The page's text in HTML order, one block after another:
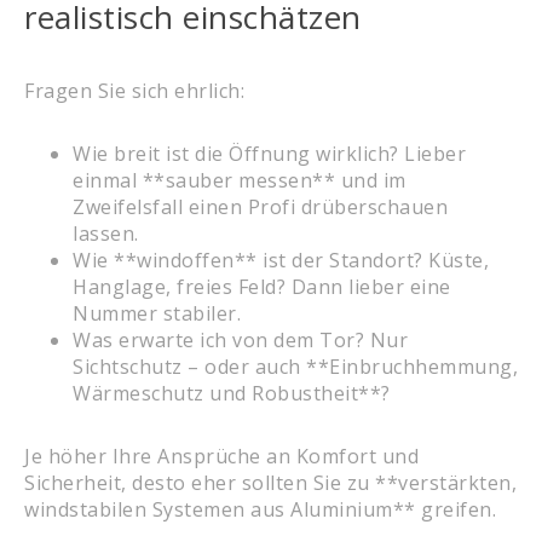
realistisch einschätzen
Fragen Sie sich ehrlich:
Wie breit ist die Öffnung wirklich? Lieber
einmal **sauber messen** und im
Zweifelsfall einen Profi drüberschauen
lassen.
Wie **windoffen** ist der Standort? Küste,
Hanglage, freies Feld? Dann lieber eine
Nummer stabiler.
Was erwarte ich von dem Tor? Nur
Sichtschutz – oder auch **Einbruchhemmung,
Wärmeschutz und Robustheit**?
Je höher Ihre Ansprüche an Komfort und
Sicherheit, desto eher sollten Sie zu **verstärkten,
windstabilen Systemen aus Aluminium** greifen.